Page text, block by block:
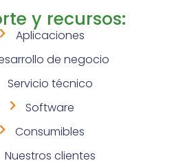
y recursos:
Aplicaciones
de negocio
Servicio técnico
Software
Consumibles
Nuestros clientes